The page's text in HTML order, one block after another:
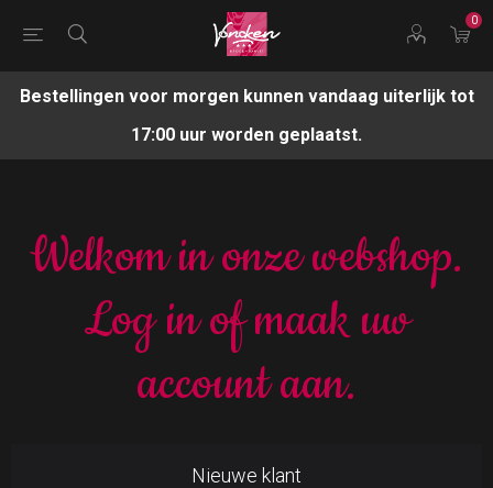
0
Bestellingen voor morgen kunnen vandaag uiterlijk tot
17:00 uur worden geplaatst.
Welkom in onze webshop.
Log in of maak uw
account aan.
Nieuwe klant